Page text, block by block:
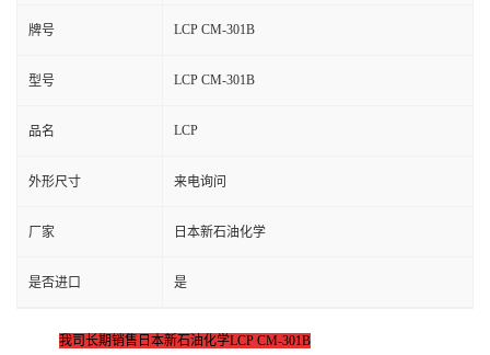
牌号 LCP CM-301B
型号 LCP CM-301B
品名 LCP
外形尺寸 来电询问
厂家 日本新石油化学
是否进口 是
我司长期销售日本新石油化学LCP CM-301B